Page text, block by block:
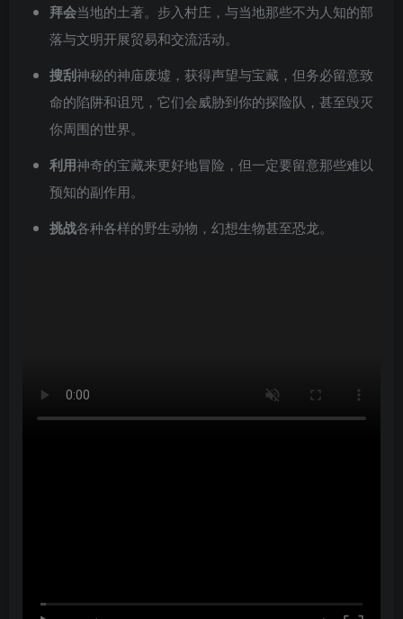
拜会当地的土著。步入村庄，与当地那些不为人知的部
落与文明开展贸易和交流活动。
搜刮神秘的神庙废墟，获得声望与宝藏，但务必留意致
命的陷阱和诅咒，它们会威胁到你的探险队，甚至毁灭
你周围的世界。
利用神奇的宝藏来更好地冒险，但一定要留意那些难以
预知的副作用。
挑战各种各样的野生动物，幻想生物甚至恐龙。